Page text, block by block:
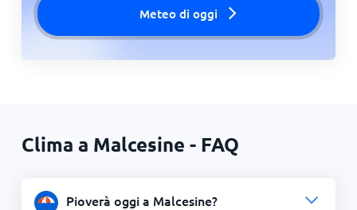
Meteo di oggi
Clima a Malcesine - FAQ
Pioverà oggi a Malcesine?